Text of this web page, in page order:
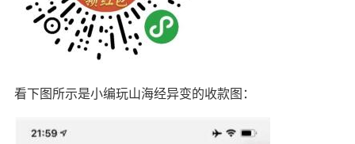
看下图所示是小编玩山海经异变的收款图：